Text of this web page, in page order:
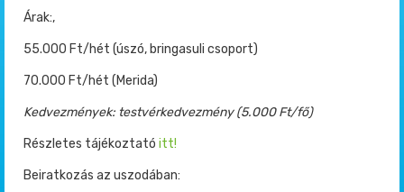
Árak:,
55.000 Ft/hét (úszó, bringasuli csoport)
70.000 Ft/hét (Merida)
Kedvezmények: testvérkedvezmény (5.000 Ft/fő)
Részletes tájékoztató itt!
Beiratkozás az uszodában: